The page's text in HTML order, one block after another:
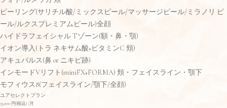
ピーリング(サリチル酸/ミックスピール/マッサージピール/ミラノリ ピ
ール/ルクスプレミアムピール)全顔
ハイドラフェイシャル Tゾーン(額・鼻・顎)
イオン導入(トラ ネキサム酸+ビタミンC 頬)
アキュパルス(鼻 or ニキビ跡)
インモードVリフト(miniFX+FORMA) 頬・フェイスライン・顎下
モフィウス8(フェイスライン/顎下/全顔)
ユアセレクトプラン
33,000 円(税込)/月